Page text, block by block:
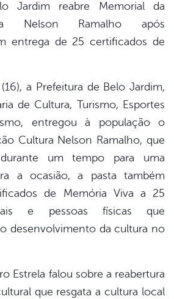
Jardim reabre Memorial da
Nelson Ramalho após
entrega de 25 certificados de
a Prefeitura de Belo Jardim,
de Cultura, Turismo, Esportes
entregou à população o
Cultura Nelson Ramalho, que
um tempo para uma
a ocasião, a pasta também
de Memória Viva a 25
e pessoas físicas que
desenvolvimento da cultura no
Estrela falou sobre a reabertura
que resgata a cultura local